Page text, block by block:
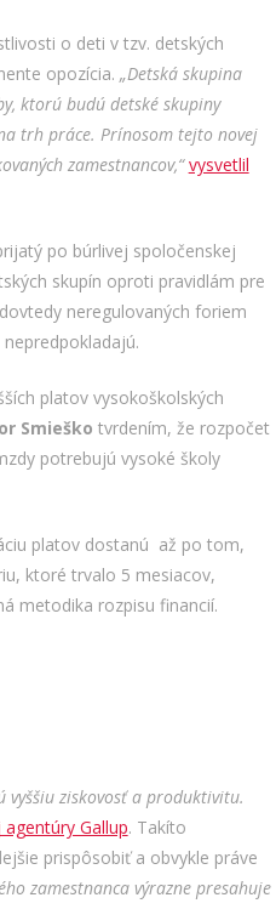
o deti v tzv. detských
opozícia. „Detská skupina
ktorú budú detské skupiny
trh práce. Prínosom tejto novej
zamestnancov,“ vysvetlil
po búrlivej spoločenskej
skupín oproti pravidlám pre
neregulovaných foriem
platov vysokoškolských
Smieško tvrdením, že rozpočet
potrebujú vysoké školy
platov dostanú až po tom,
ktoré trvalo 5 mesiacov,
metodika rozpisu financií.
vyššiu ziskovosť a produktivitu.
Gallup. Takíto
prispôsobiť a obvykle práve
zamestnanca výrazne presahuje